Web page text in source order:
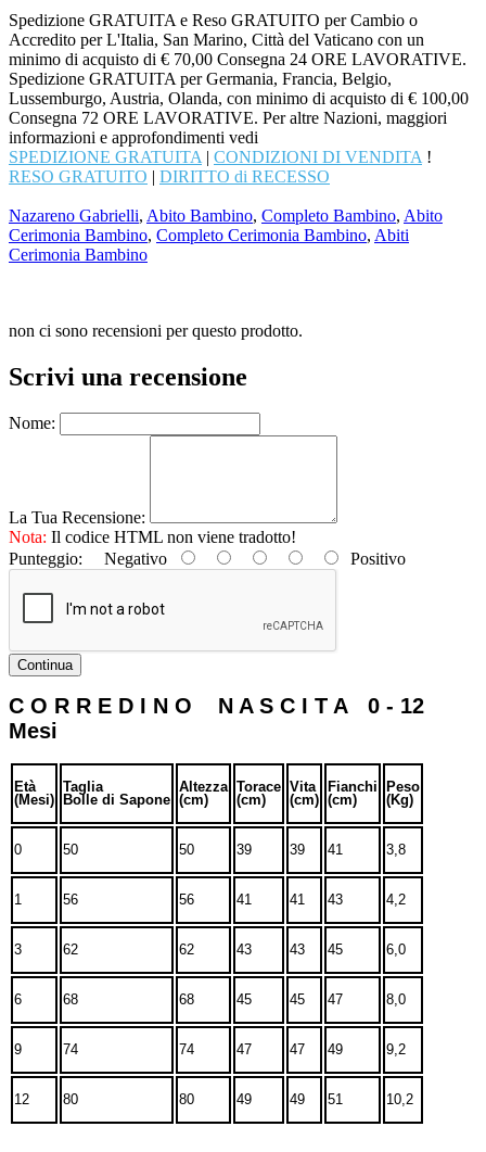
Spedizione GRATUITA e Reso GRATUITO per Cambio o
Accredito per L'Italia, San Marino, Città del Vaticano con un
minimo di acquisto di € 70,00 Consegna 24 ORE LAVORATIVE.
Spedizione GRATUITA per Germania, Francia, Belgio,
Lussemburgo, Austria, Olanda, con minimo di acquisto di € 100,00
Consegna 72 ORE LAVORATIVE. Per altre Nazioni, maggiori
informazioni e approfondimenti vedi
SPEDIZIONE GRATUITA | CONDIZIONI DI VENDITA !
RESO GRATUITO | DIRITTO di RECESSO
Nazareno Gabrielli, Abito Bambino, Completo Bambino, Abito
Cerimonia Bambino, Completo Cerimonia Bambino, Abiti
Cerimonia Bambino
non ci sono recensioni per questo prodotto.
Scrivi una recensione
Nome:
La Tua Recensione:
Nota: Il codice HTML non viene tradotto!
Punteggio: Negativo Positivo
Continua
C O R R E D I N O N A S C I T A 0 - 12
Mesi
Età
(Mesi)
Taglia
Bolle di Sapone
Altezza
(cm)
Torace
(cm)
Vita
(cm)
Fianchi
(cm)
Peso
(Kg)
0 50 50 39 39 41 3,8
1 56 56 41 41 43 4,2
3 62 62 43 43 45 6,0
6 68 68 45 45 47 8,0
9 74 74 47 47 49 9,2
12 80 80 49 49 51 10,2